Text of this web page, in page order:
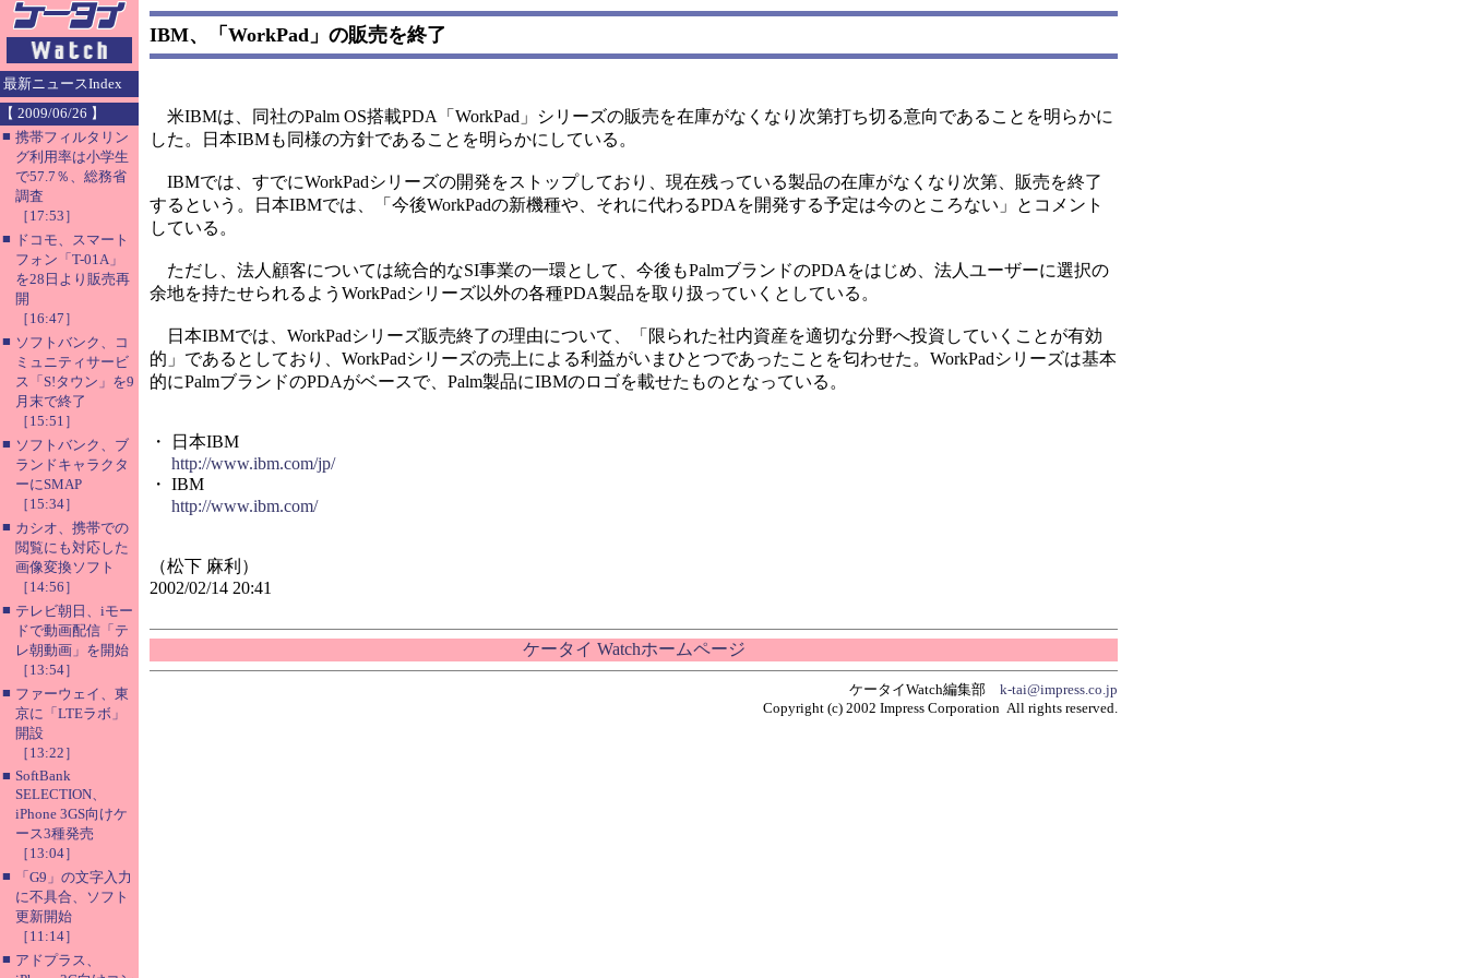
最新ニュースIndex
【 2009/06/26 】
■ 携帯フィルタリン
グ利用率は小学生
で57.7％、総務省
調査
［17:53］
■ ドコモ、スマート
フォン「T-01A」
を28日より販売再
開
［16:47］
■ ソフトバンク、コ
ミュニティサービ
ス「S!タウン」を9
月末で終了
［15:51］
■ ソフトバンク、ブ
ランドキャラクタ
ーにSMAP
［15:34］
■ カシオ、携帯での
閲覧にも対応した
画像変換ソフト
［14:56］
■ テレビ朝日、iモー
ドで動画配信「テ
レ朝動画」を開始
［13:54］
■ ファーウェイ、東
京に「LTEラボ」
開設
［13:22］
■ SoftBank
SELECTION、
iPhone 3GS向けケ
ース3種発売
［13:04］
■
「G9」の文字入力
に不具合、ソフト
更新開始
［11:14］
■ アドプラス、
IBM、「WorkPad」の販売を終了
米IBMは、同社のPalm OS搭載PDA「WorkPad」シリーズの販売を在庫がなくなり次第打ち切る意向であることを明らかに
した。日本IBMも同様の方針であることを明らかにしている。
IBMでは、すでにWorkPadシリーズの開発をストップしており、現在残っている製品の在庫がなくなり次第、販売を終了
するという。日本IBMでは、「今後WorkPadの新機種や、それに代わるPDAを開発する予定は今のところない」とコメント
している。
ただし、法人顧客については統合的なSI事業の一環として、今後もPalmブランドのPDAをはじめ、法人ユーザーに選択の
余地を持たせられるようWorkPadシリーズ以外の各種PDA製品を取り扱っていくとしている。
日本IBMでは、WorkPadシリーズ販売終了の理由について、「限られた社内資産を適切な分野へ投資していくことが有効
的」であるとしており、WorkPadシリーズの売上による利益がいまひとつであったことを匂わせた。WorkPadシリーズは基本
的にPalmブランドのPDAがベースで、Palm製品にIBMのロゴを載せたものとなっている。
・ 日本IBM
http://www.ibm.com/jp/
・ IBM
http://www.ibm.com/
（松下 麻利）
2002/02/14 20:41
ケータイ Watchホームページ
ケータイWatch編集部 k-tai@impress.co.jp
Copyright (c) 2002 Impress Corporation All rights reserved.